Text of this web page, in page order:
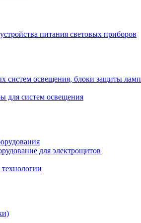
питания световых приборов
систем освещения, блоки защиты ламп
для систем освещения
для электрощитов